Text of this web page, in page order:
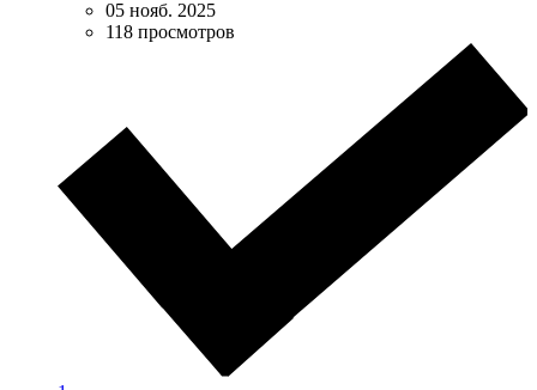
05 нояб. 2025
118 просмотров